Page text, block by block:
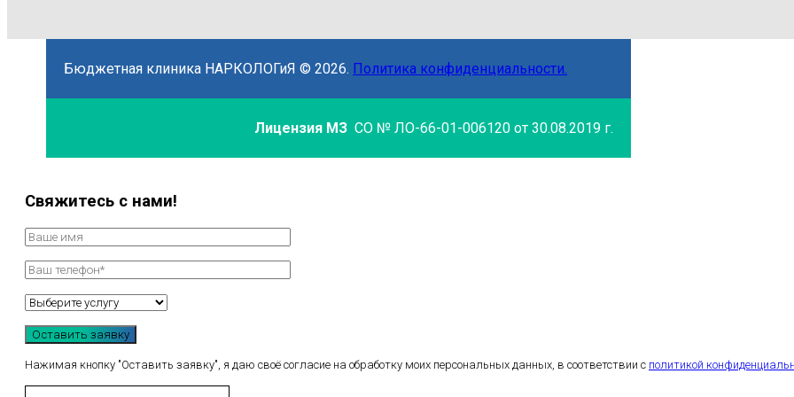
Бюджетная клиника НАРКОЛОГиЯ © 2026. Политика конфиденциальности.
Лицензия МЗ СО № ЛО-66-01-006120 от 30.08.2019 г.
Свяжитесь с нами!
Нажимая кнопку "Оставить заявку", я даю своё согласие на обработку моих персональных данных, в соответствии с политикой